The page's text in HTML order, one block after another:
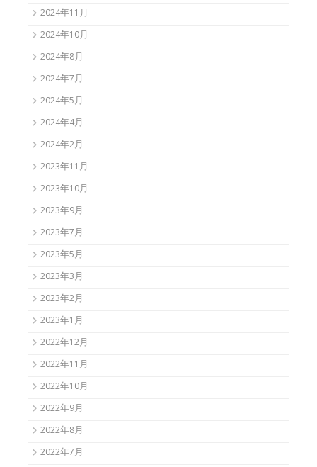
2024年11月
2024年10月
2024年8月
2024年7月
2024年5月
2024年4月
2024年2月
2023年11月
2023年10月
2023年9月
2023年7月
2023年5月
2023年3月
2023年2月
2023年1月
2022年12月
2022年11月
2022年10月
2022年9月
2022年8月
2022年7月